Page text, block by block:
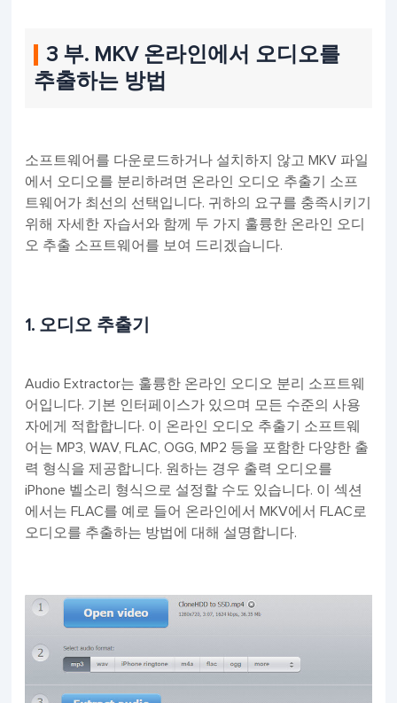
3 부. MKV 온라인에서 오디오를
추출하는 방법
소프트웨어를 다운로드하거나 설치하지 않고 MKV 파일
에서 오디오를 분리하려면 온라인 오디오 추출기 소프
트웨어가 최선의 선택입니다. 귀하의 요구를 충족시키기
위해 자세한 자습서와 함께 두 가지 훌륭한 온라인 오디
오 추출 소프트웨어를 보여 드리겠습니다.
1. 오디오 추출기
Audio Extractor는 훌륭한 온라인 오디오 분리 소프트웨
어입니다. 기본 인터페이스가 있으며 모든 수준의 사용
자에게 적합합니다. 이 온라인 오디오 추출기 소프트웨
어는 MP3, WAV, FLAC, OGG, MP2 등을 포함한 다양한 출
력 형식을 제공합니다. 원하는 경우 출력 오디오를
iPhone 벨소리 형식으로 설정할 수도 있습니다. 이 섹션
에서는 FLAC를 예로 들어 온라인에서 MKV에서 FLAC로
오디오를 추출하는 방법에 대해 설명합니다.